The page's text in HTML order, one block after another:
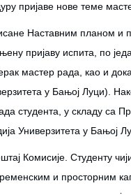
пријаве нове теме
Наставним планом и
пријаву испита, по
мастер рада, као и
у Бањој Луци).
студента, у складу са
Универзитета у Бањој
Комисије. Студенту
и просторним